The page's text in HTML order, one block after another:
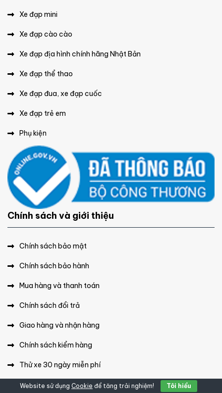
Xe đạp mini
Xe đạp cào cào
Xe đạp địa hình chính hãng Nhật Bản
Xe đạp thể thao
Xe đạp đua, xe đạp cuốc
Xe đạp trẻ em
Phụ kiện
Chính sách và giới thiệu
Chính sách bảo mật
Chính sách bảo hành
Mua hàng và thanh toán
Chính sách đổi trả
Giao hàng và nhận hàng
Chính sách kiểm hàng
Thử xe 30 ngày miễn phí
Liên hệ
Website sử dụng Cookie để tăng trải nghiệm! Tôi hiểu